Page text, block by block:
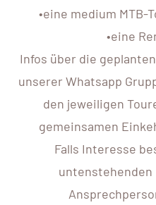
•eine medium MTB-
•eine
Infos über die
unserer Whatsapp
den jeweiligen
gemeinsamen
Falls Interesse
untenstehenden